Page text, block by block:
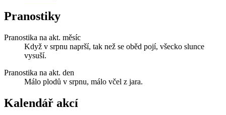
Pranostiky
Pranostika na akt. měsíc
Když v srpnu naprší, tak než se oběd pojí, všecko slunce
vysuší.
Pranostika na akt. den
Málo plodů v srpnu, málo včel z jara.
Kalendář akcí